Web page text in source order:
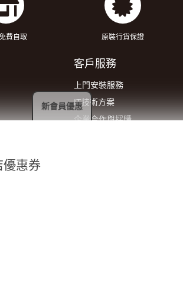
費自取 原裝行貨保證
客戶服務
上門安裝服務
IT技術方案
企業合作與採購
優惠券
新會員優惠